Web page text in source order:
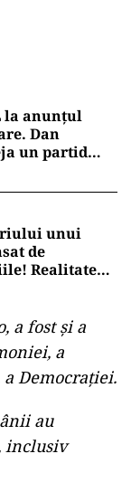
la anunțul
Dan
un partid
unui
de
Realitatea
a fost și a
a
Democrației.
au
inclusiv